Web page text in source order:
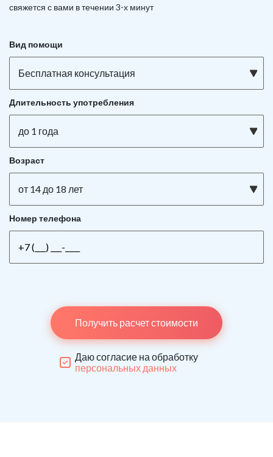
свяжется с вами в течении 3-х минут
Вид помощи
Бесплатная консультация
Длительность употребления
до 1 года
Возраст
от 14 до 18 лет
Номер телефона
Получить расчет стоимости
Даю согласие на обработку
персональных данных